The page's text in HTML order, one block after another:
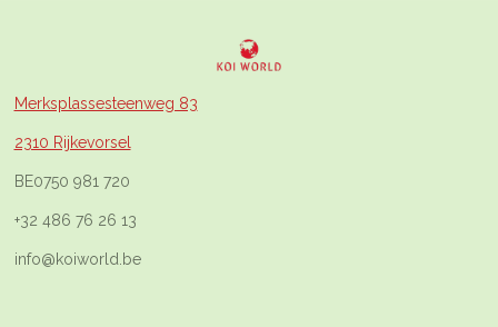
Merksplassesteenweg 83
2310 Rijkevorsel
BE0750 981 720
+32 486 76 26 13
info@koiworld.be